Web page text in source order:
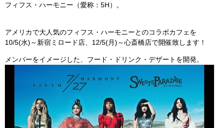
フィフス・ハーモニー（愛称：5H）。
アメリカで大人気のフィフス・ハーモニーとのコラボカフェを
10/5(水)～新宿ミロード店、12/5(月)～心斎橋店で開催致します！
メンバーをイメージした、フード・ドリンク・デザートを開発。